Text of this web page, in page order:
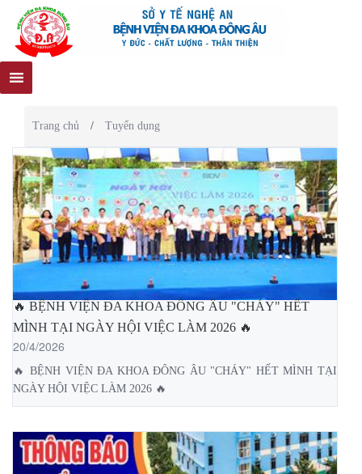
Trang chủ / Tuyển dụng
🔥 BỆNH VIỆN ĐA KHOA ĐÔNG ÂU "CHÁY" HẾT
MÌNH TẠI NGÀY HỘI VIỆC LÀM 2026 ️🔥
20/4/2026
🔥 BỆNH VIỆN ĐA KHOA ĐÔNG ÂU "CHÁY" HẾT MÌNH TẠI
NGÀY HỘI VIỆC LÀM 2026 ️🔥